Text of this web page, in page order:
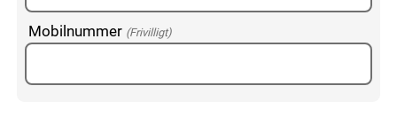
Mobilnummer (Frivilligt)